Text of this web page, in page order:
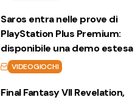
Saros entra nelle prove di
PlayStation Plus Premium:
disponibile una demo estesa
VIDEOGIOCHI
Final Fantasy VII Revelation,